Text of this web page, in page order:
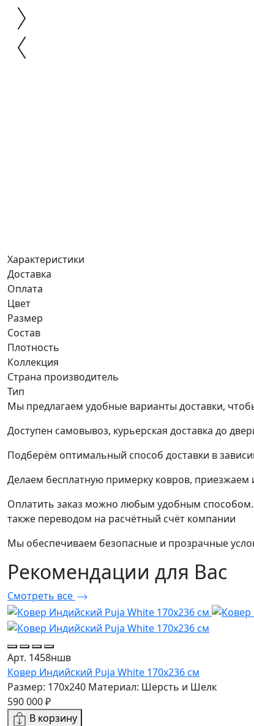
Характеристики
Доставка
Оплата
Цвет
Размер
Состав
Плотность
Коллекция
Страна производитель
Тип
Мы предлагаем удобные варианты доставки,
Доступен самовывоз, курьерская доставка до
Подберём оптимальный способ доставки в
Делаем бесплатную примерку ковров,
Оплатить заказ можно любым удобным
также переводом на расчётный счёт компании
Мы обеспечиваем безопасные и прозрачные
Рекомендации для Вас
Смотреть все
Арт. 1458ншв
Ковер Индийский Puja White 170x236 см
Размер: 170x240 Материал: Шерсть и Шелк
590 000 ₽
В корзину